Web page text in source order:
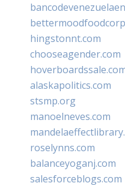
hingstonnt.com
chooseagender.com
alaskapolitics.com
stsmp.org
manoelneves.com
roselynns.com
balanceyoganj.com
salesforceblogs.com